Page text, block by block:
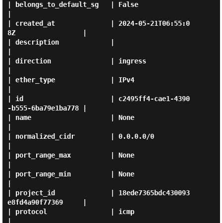
| belongs_to_default_sg   | False
| created_at              | 2024-05-21T06:55:0
8Z                 |
| description             |
| direction               | ingress
| ether_type              | IPv4
| id                      | c2495ff4-cae1-4390
-b555-6ba79e1ba778 |
| name                    | None
| normalized_cidr         | 0.0.0.0/0
| port_range_max          | None
| port_range_min          | None
| project_id              | 18ede7365bdc430093
e8fd4a90f77369     |
| protocol                | icmp